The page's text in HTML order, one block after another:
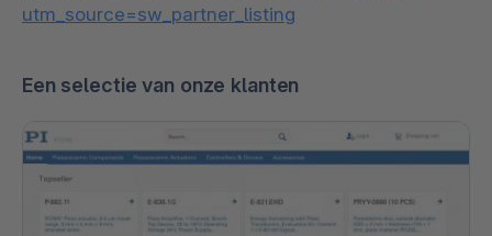
utm_source=sw_partner_listing
Een selectie van onze klanten